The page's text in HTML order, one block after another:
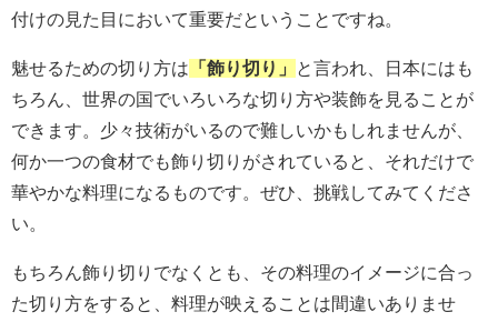
付けの見た目において重要だということですね。
魅せるための切り方は 「飾り切り」
と言われ、日本にはも
ちろん、世界の国でいろいろな切り方や装飾を見ることが
できます。少々技術がいるので難しいかもしれませんが、
何か一つの食材でも飾り切りがされていると、それだけで
華やかな料理になるものです。ぜひ、挑戦してみてくださ
い。
もちろん飾り切りでなくとも、その料理のイメージに合っ
た切り方をすると、料理が映えることは間違いありませ